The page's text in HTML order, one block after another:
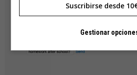
Suscribirse desde
Gestionar